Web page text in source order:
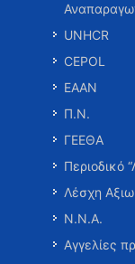
UNHCR
CEPOL
ΕΑΑΝ
Π.Ν.
ΓΕΕΘΑ
Περιοδικό
Λέσχη
Ν.Ν.Α.
Αγγελίες